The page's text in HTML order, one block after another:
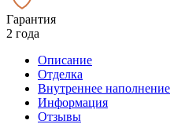
Гарантия
2 года
Описание
Отделка
Внутреннее наполнение
Информация
Отзывы